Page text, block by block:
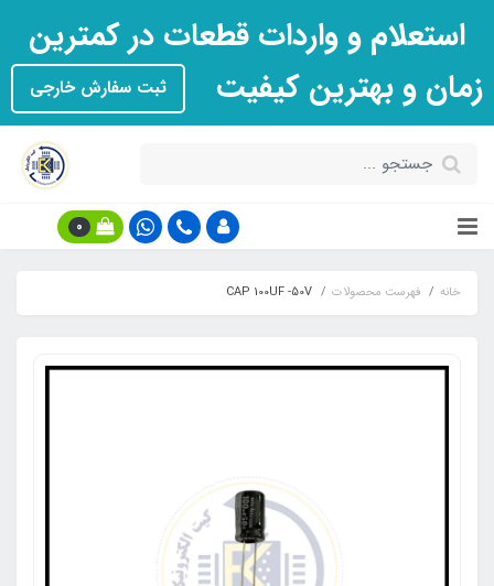
استعلام و واردات قطعات در کمترین
زمان و بهترین کیفیت
ثبت سفارش خارجی
0
خانه فهرست محصولات CAP 100UF -50V